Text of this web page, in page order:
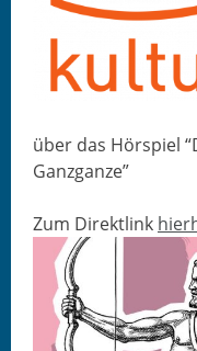
über das Hör­spiel
Ganzganze”
Zum Direk­tlink